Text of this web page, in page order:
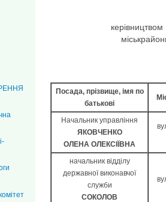
Посада, прізвище, імя по
батькові
Начальник управління
ЯКОВЧЕНКО
ОЛЕНА ОЛЕКСІЇВНА
начальник відділу
державної виконавчої
служби
СОКОЛОВ